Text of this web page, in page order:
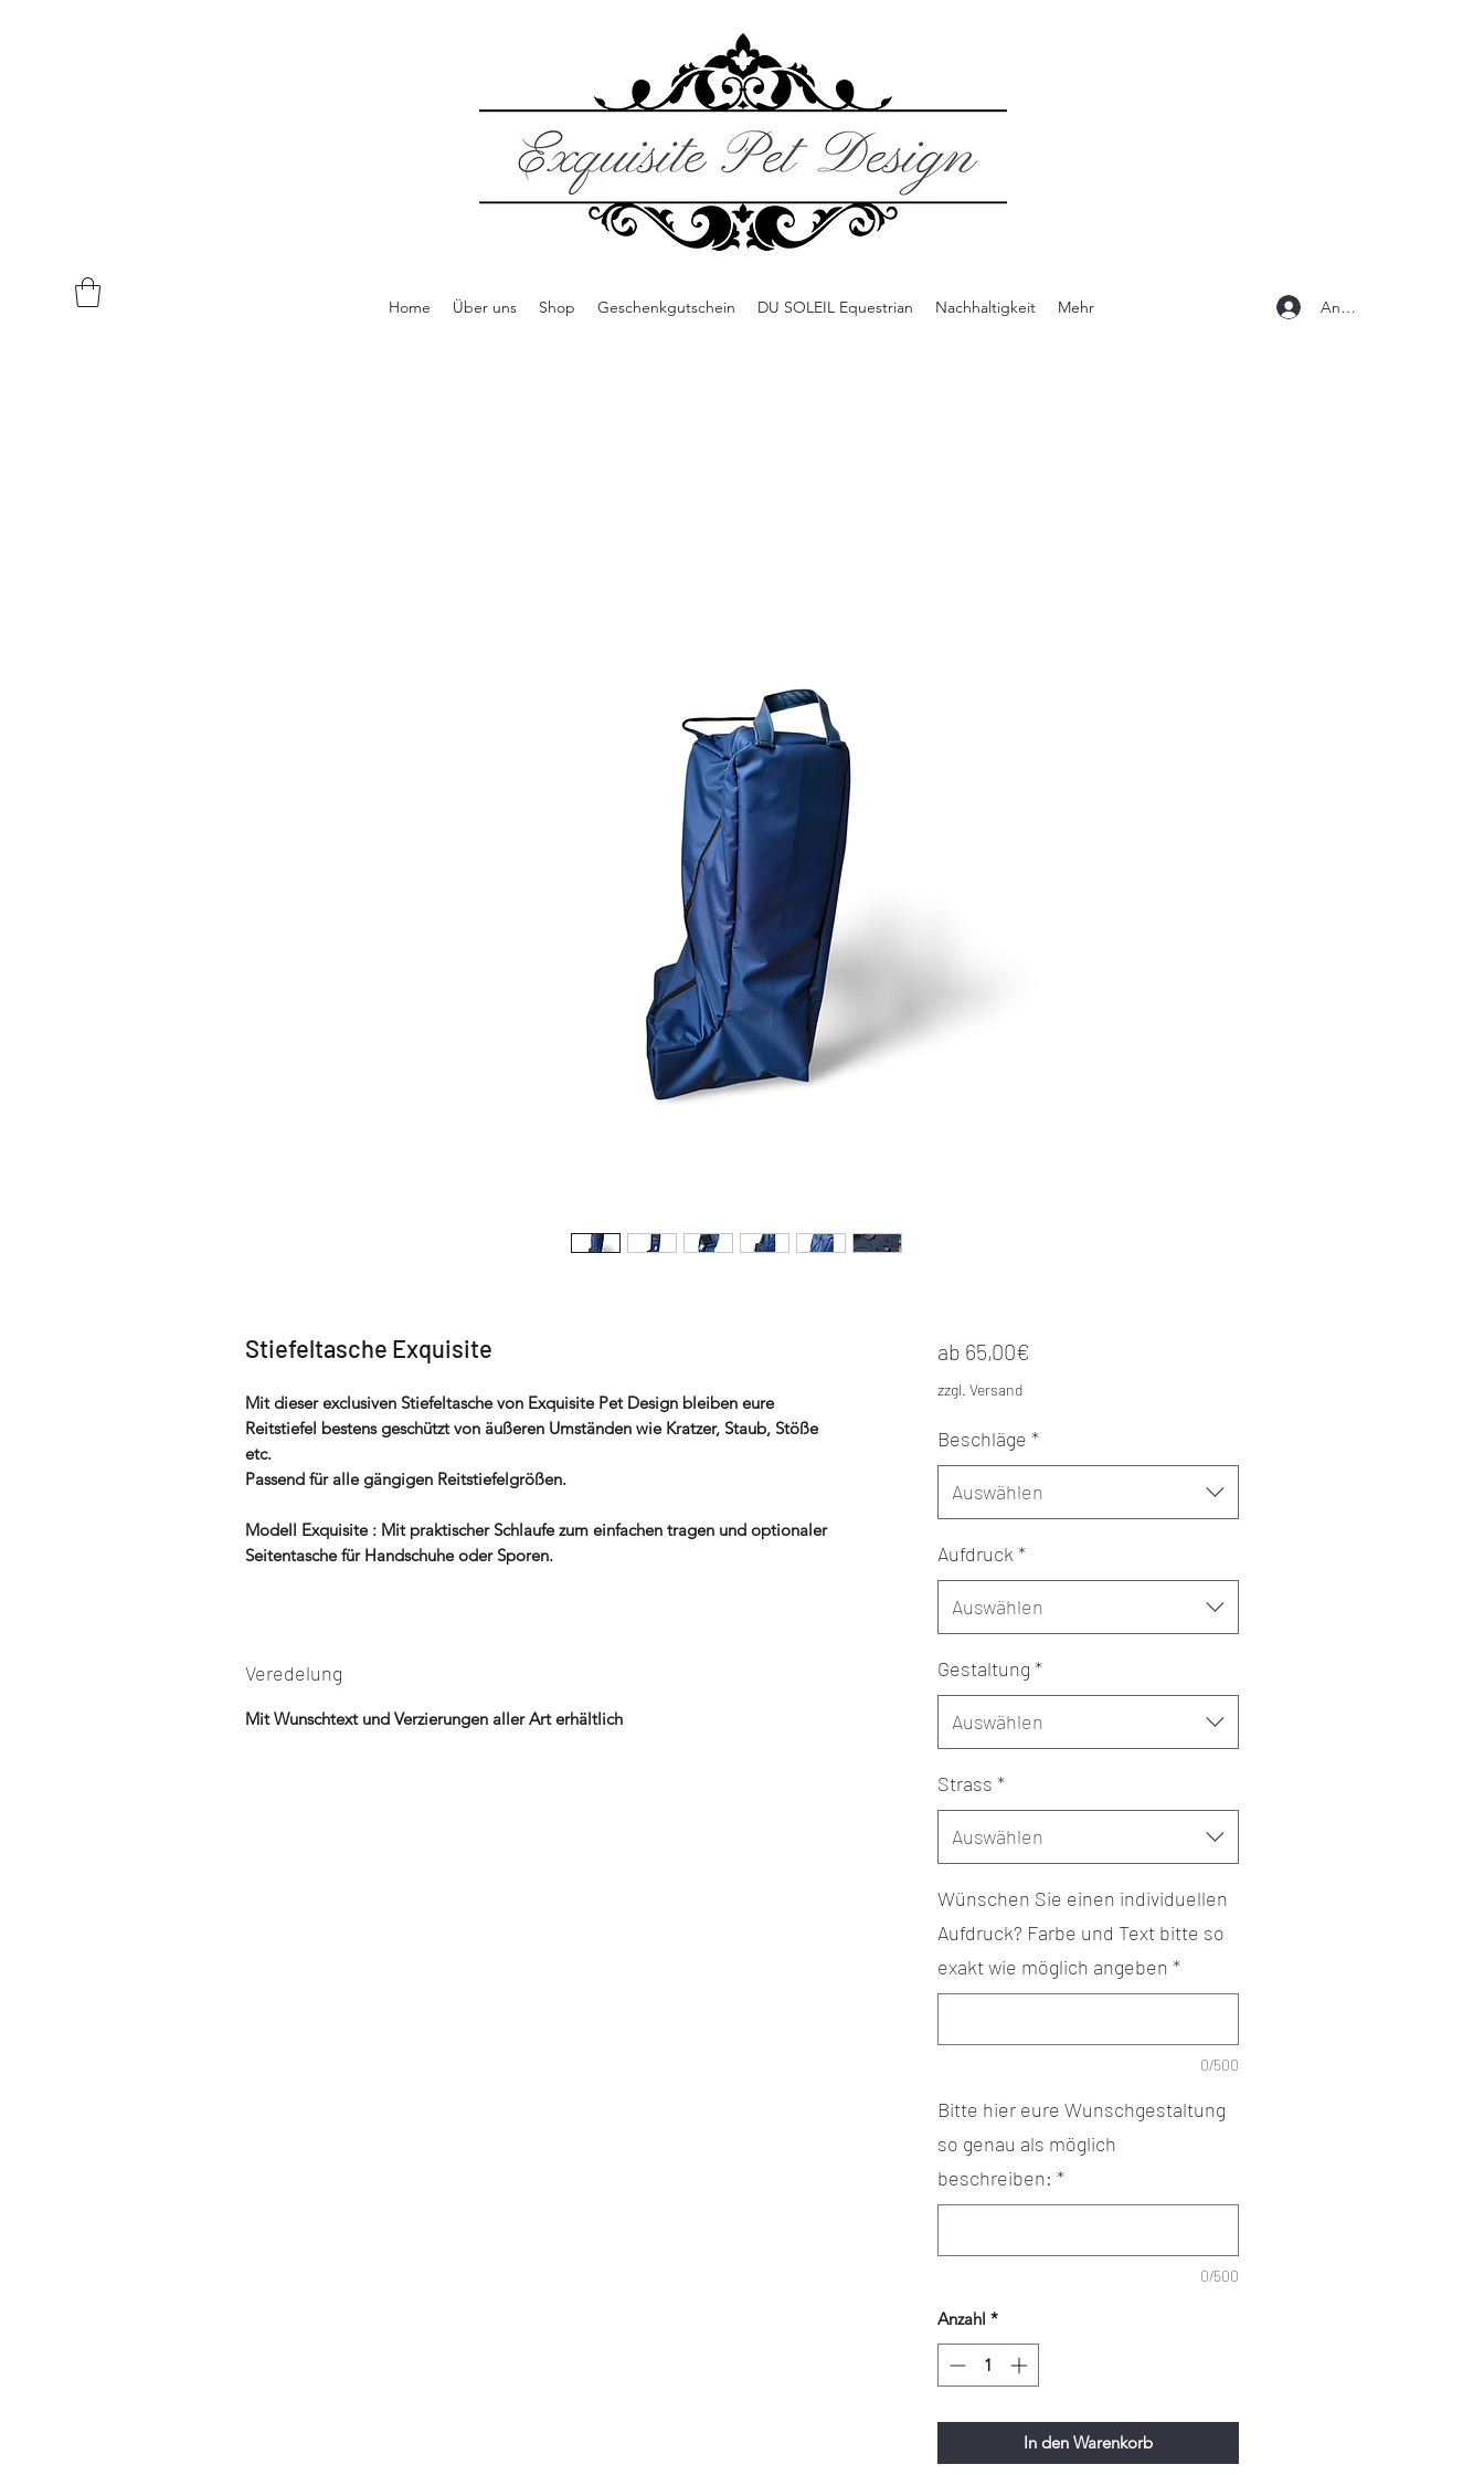
Home Über uns Shop Geschenkgutschein DU SOLEIL Equestrian Nachhaltigkeit Mehr Anmelden
Stiefeltasche Exquisite
Mit dieser exclusiven Stiefeltasche von Exquisite Pet Design bleiben eure
Reitstiefel bestens geschützt von äußeren Umständen wie Kratzer, Staub, Stöße
etc.
Passend für alle gängigen Reitstiefelgrößen.
Modell Exquisite : Mit praktischer Schlaufe zum einfachen tragen und optionaler
Seitentasche für Handschuhe oder Sporen.
Veredelung
Mit Wunschtext und Verzierungen aller Art erhältlich
ab 65,00€
zzgl. Versand
Beschläge *
Auswählen
Aufdruck *
Auswählen
Gestaltung *
Auswählen
Strass *
Auswählen
Wünschen Sie einen individuellen
Aufdruck? Farbe und Text bitte so
exakt wie möglich angeben *
0/500
Bitte hier eure Wunschgestaltung
so genau als möglich
beschreiben: *
0/500
Anzahl *
In den Warenkorb